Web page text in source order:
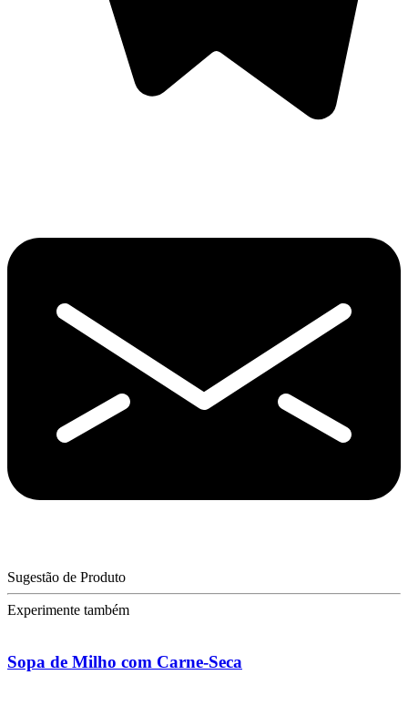
Sugestão de Produto
Experimente também
Sopa de Milho com Carne-Seca